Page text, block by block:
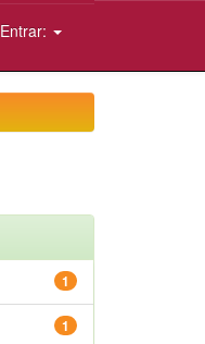
Entrar:
1
1